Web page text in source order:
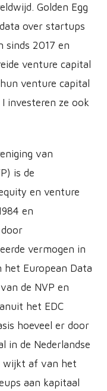
Golden Egg
over startups
sinds 2017 en
venture capital
venture capital
I investeren ze ook
van
is de
en venture
en
vermogen in
het European Data
de NVP en
het EDC
hoeveel er door
in de Nederlandse
wijkt af van het
aan kapitaal